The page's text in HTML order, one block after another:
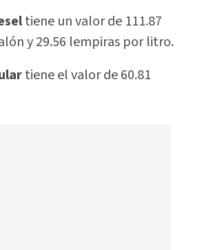
tiene un valor de 111.87
y 29.56 lempiras por litro.
tiene el valor de 60.81